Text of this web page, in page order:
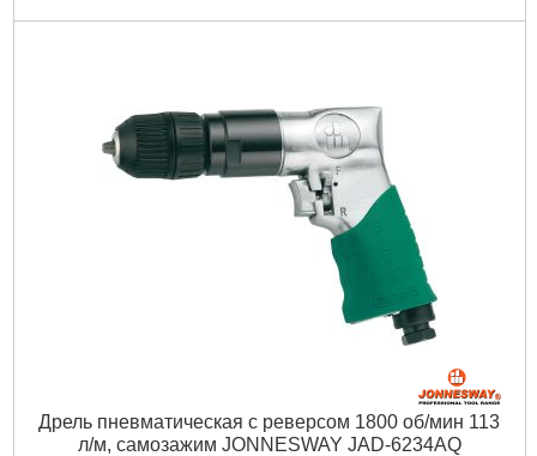
Дрель пневматическая с реверсом 1800 об/мин 113
л/м, самозажим JONNESWAY JAD-6234AQ